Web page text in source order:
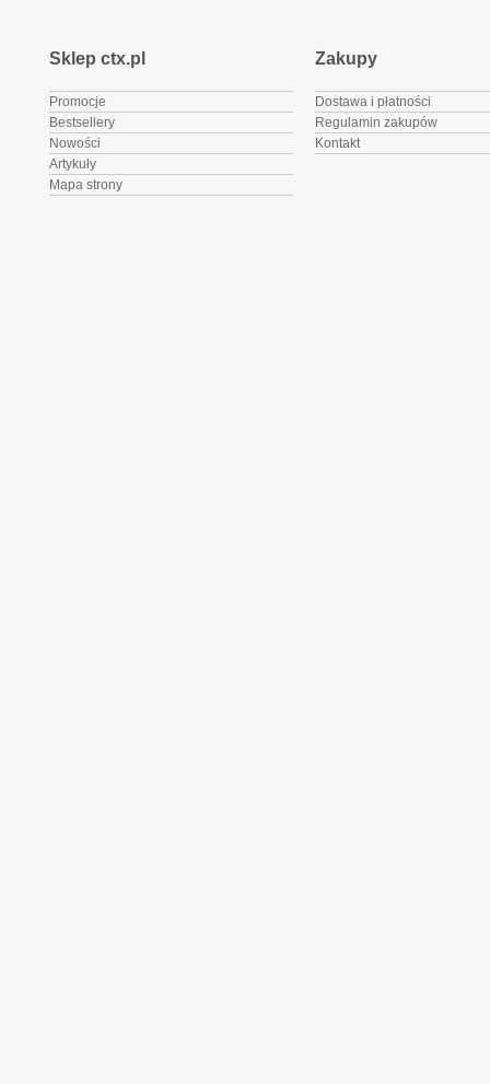
Sklep ctx.pl
Promocje
Bestsellery
Nowości
Artykuły
Mapa strony
Zakupy
Dostawa i płatności
Regulamin zakupów
Kontakt